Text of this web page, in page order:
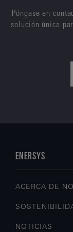
Póngase en
solución única
ENERSYS
ACERCA DE
NOTICIAS